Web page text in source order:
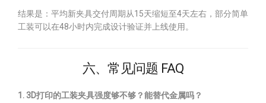
结果是：平均新夹具交付周期从15天缩短至4天左右，部分简单
工装可以在48小时内完成设计验证并上线使用。
六、常见问题 FAQ
1. 3D打印的工装夹具强度够不够？能替代金属吗？